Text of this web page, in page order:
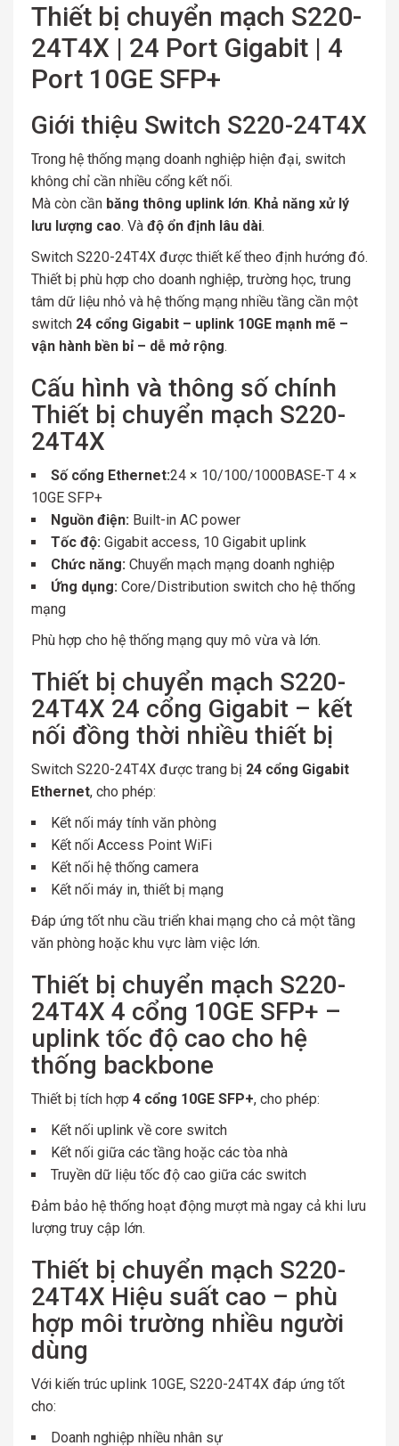
Thiết bị chuyển mạch S220-
24T4X | 24 Port Gigabit | 4
Port 10GE SFP+
Giới thiệu Switch S220-24T4X
Trong hệ thống mạng doanh nghiệp hiện đại, switch
không chỉ cần nhiều cổng kết nối.
Mà còn cần băng thông uplink lớn. Khả năng xử lý
lưu lượng cao. Và độ ổn định lâu dài.
Switch S220-24T4X được thiết kế theo định hướng đó.
Thiết bị phù hợp cho doanh nghiệp, trường học, trung
tâm dữ liệu nhỏ và hệ thống mạng nhiều tầng cần một
switch 24 cổng Gigabit – uplink 10GE mạnh mẽ –
vận hành bền bỉ – dễ mở rộng.
Cấu hình và thông số chính
Thiết bị chuyển mạch S220-
24T4X
Số cổng Ethernet:24 × 10/100/1000BASE-T 4 ×
10GE SFP+
Nguồn điện: Built-in AC power
Tốc độ: Gigabit access, 10 Gigabit uplink
Chức năng: Chuyển mạch mạng doanh nghiệp
Ứng dụng: Core/Distribution switch cho hệ thống
mạng
Phù hợp cho hệ thống mạng quy mô vừa và lớn.
Thiết bị chuyển mạch S220-
24T4X 24 cổng Gigabit – kết
nối đồng thời nhiều thiết bị
Switch S220-24T4X được trang bị 24 cổng Gigabit
Ethernet, cho phép:
Kết nối máy tính văn phòng
Kết nối Access Point WiFi
Kết nối hệ thống camera
Kết nối máy in, thiết bị mạng
Đáp ứng tốt nhu cầu triển khai mạng cho cả một tầng
văn phòng hoặc khu vực làm việc lớn.
Thiết bị chuyển mạch S220-
24T4X 4 cổng 10GE SFP+ –
uplink tốc độ cao cho hệ
thống backbone
Thiết bị tích hợp 4 cổng 10GE SFP+, cho phép:
Kết nối uplink về core switch
Kết nối giữa các tầng hoặc các tòa nhà
Truyền dữ liệu tốc độ cao giữa các switch
Đảm bảo hệ thống hoạt động mượt mà ngay cả khi lưu
lượng truy cập lớn.
Thiết bị chuyển mạch S220-
24T4X Hiệu suất cao – phù
hợp môi trường nhiều người
dùng
Với kiến trúc uplink 10GE, S220-24T4X đáp ứng tốt
cho:
Doanh nghiệp nhiều nhân sự